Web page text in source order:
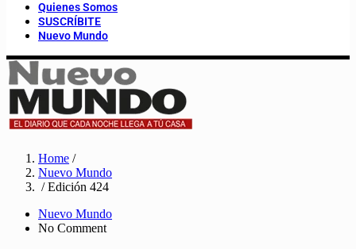
Quienes Somos
SUSCRÍBITE
Nuevo Mundo
Home /
Nuevo Mundo
/ Edición 424
Nuevo Mundo
No Comment